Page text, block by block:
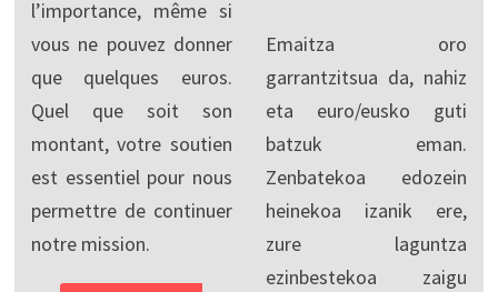
l’importance, même si
vous ne pouvez donner
que quelques euros.
Quel que soit son
montant, votre soutien
est essentiel pour nous
permettre de continuer
notre mission.
Emaitza oro
garrantzitsua da, nahiz
eta euro/eusko guti
batzuk eman.
Zenbatekoa edozein
heinekoa izanik ere,
zure laguntza
ezinbestekoa zaigu